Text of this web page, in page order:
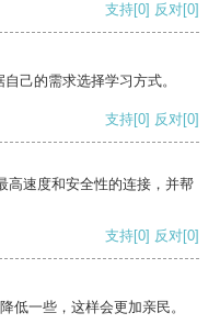
支持[0] 反对[0]
己的需求选择学习方式。
支持[0] 反对[0]
高速度和安全性的连接，并帮
支持[0] 反对[0]
低一些，这样会更加亲民。